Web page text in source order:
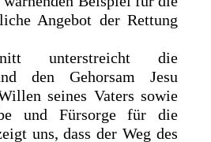
Angebot der Rettung
unterstreicht die
den Gehorsam Jesu
seines Vaters sowie
und Fürsorge für die
uns, dass der Weg des